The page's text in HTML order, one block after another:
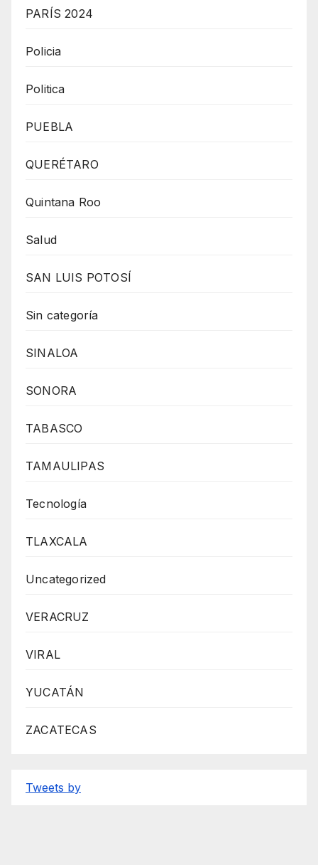
PARÍS 2024
Policia
Politica
PUEBLA
QUERÉTARO
Quintana Roo
Salud
SAN LUIS POTOSÍ
Sin categoría
SINALOA
SONORA
TABASCO
TAMAULIPAS
Tecnología
TLAXCALA
Uncategorized
VERACRUZ
VIRAL
YUCATÁN
ZACATECAS
Tweets by